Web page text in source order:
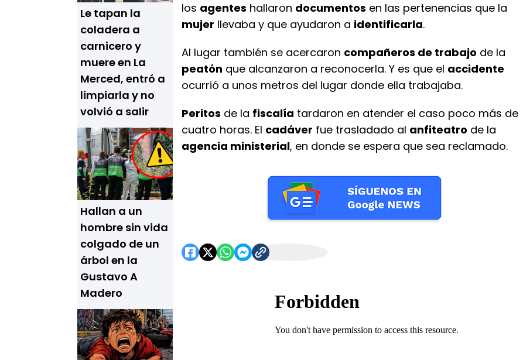
Le tapan la
coladera a
carnicero y
muere en La
Merced, entró a
limpiarla y no
volvió a salir
Hallan a un
hombre sin vida
colgado de un
árbol en la
Gustavo A
Madero
los agentes hallaron documentos en las pertenencias que la
mujer llevaba y que ayudaron a identificarla.
Al lugar también se acercaron compañeros de trabajo de la
peatón que alcanzaron a reconocerla. Y es que el accidente
ocurrió a unos metros del lugar donde ella trabajaba.
Peritos de la fiscalía tardaron en atender el caso poco más de
cuatro horas. El cadáver fue trasladado al anfiteatro de la
agencia ministerial, en donde se espera que sea reclamado.